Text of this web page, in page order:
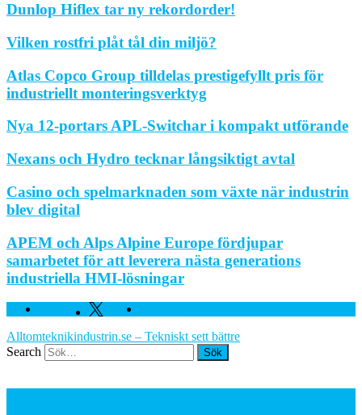
Dunlop Hiflex tar ny rekordorder!
Vilken rostfri plåt tål din miljö?
Atlas Copco Group tilldelas prestigefyllt pris för
industriellt monteringsverktyg
Nya 12-portars APL-Switchar i kompakt utförande
Nexans och Hydro tecknar långsiktigt avtal
Casino och spelmarknaden som växte när industrin
blev digital
APEM och Alps Alpine Europe fördjupar
samarbetet för att leverera nästa generations
industriella HMI-lösningar
Facebook Twitter
Alltomteknikindustrin.se – Tekniskt sett bättre
Search